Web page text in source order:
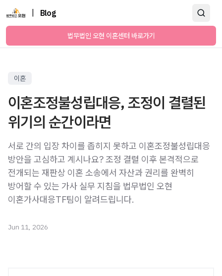
Blog
법무법인 오현 이혼센터 바로가기
이혼
이혼조정불성립대응, 조정이 결렬된
위기의 순간이라면
서로 간의 입장 차이를 좁히지 못하고 이혼조정불성립대응
방안을 고심하고 계시나요? 조정 결렬 이후 본격적으로
전개되는 재판상 이혼 소송에서 자산과 권리를 완벽히
방어할 수 있는 가사 실무 지침을 법무법인 오현
이혼가사대응TF팀이 알려드립니다.
Jun 11, 2026